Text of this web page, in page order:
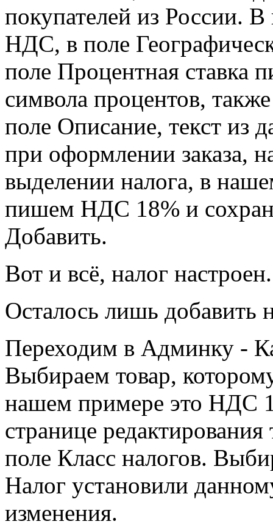
покупателей из России.
НДС, в поле
поле Процентная ставка
символа процентов,
поле Описание, текст из
при оформлении заказа,
выделении налога, в
пишем НДС 18% и
Добавить.
Вот и всё, налог настроен.
Осталось лишь добавить
Переходим в Админку -
Выбираем товар,
нашем примере это НДС
странице
поле Класс налогов.
Налог установили
изменения.